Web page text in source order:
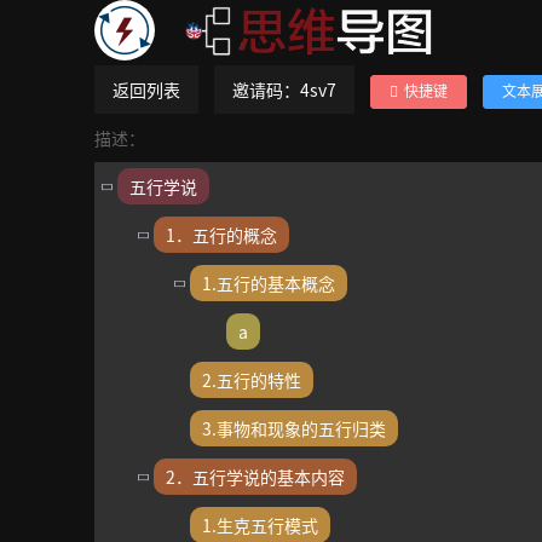
返回列表 邀请码：4sv7 快捷键 文本
描述：
五行学说
1．五行的概念
1.五行的基本概念
a
2.五行的特性
3.事物和现象的五行归类
2．五行学说的基本内容
1.生克五行模式